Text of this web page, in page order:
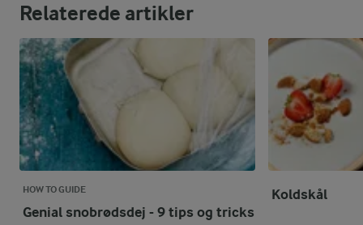
Relaterede artikler
HOW TO GUIDE
Genial snobrødsdej - 9 tips og tricks
Koldskål